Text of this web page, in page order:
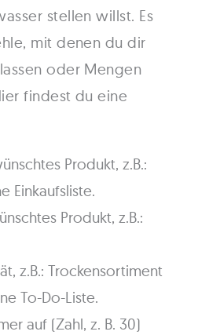
stellen willst. Es
mit denen du dir
oder Mengen
findest du eine
Produkt, z.B.:
Einkaufsliste.
Produkt, z.B.:
z.B.: Trockensortiment
To-Do-Liste.
auf (Zahl, z. B. 30)